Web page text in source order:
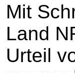
Mit
Land
Urteil